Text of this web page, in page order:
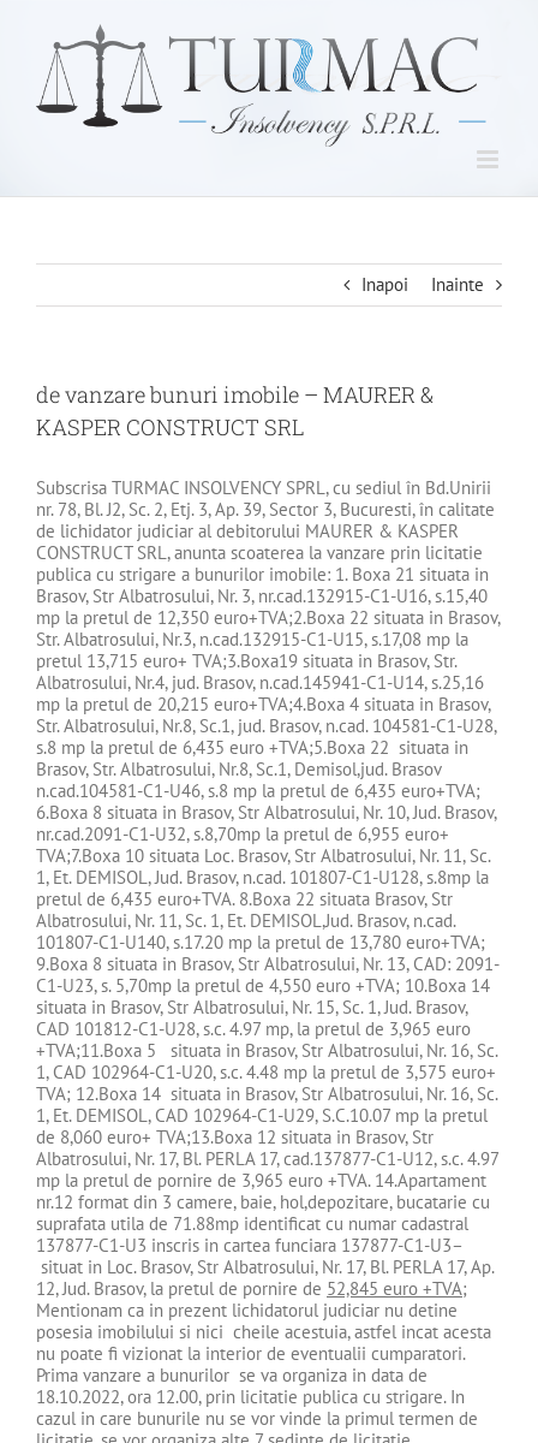
content
Inapoi Inainte
de vanzare bunuri imobile – MAURER &
KASPER CONSTRUCT SRL
Subscrisa TURMAC INSOLVENCY SPRL, cu sediul în Bd.Unirii
nr. 78, Bl. J2, Sc. 2, Etj. 3, Ap. 39, Sector 3, Bucuresti, în calitate
de lichidator judiciar al debitorului MAURER & KASPER
CONSTRUCT SRL, anunta scoaterea la vanzare prin licitatie
publica cu strigare a bunurilor imobile: 1. Boxa 21 situata in
Brasov, Str Albatrosului, Nr. 3, nr.cad.132915-C1-U16, s.15,40
mp la pretul de 12,350 euro+TVA;2.Boxa 22 situata in Brasov,
Str. Albatrosului, Nr.3, n.cad.132915-C1-U15, s.17,08 mp la
pretul 13,715 euro+ TVA;3.Boxa19 situata in Brasov, Str.
Albatrosului, Nr.4, jud. Brasov, n.cad.145941-C1-U14, s.25,16
mp la pretul de 20,215 euro+TVA;4.Boxa 4 situata in Brasov,
Str. Albatrosului, Nr.8, Sc.1, jud. Brasov, n.cad. 104581-C1-U28,
s.8 mp la pretul de 6,435 euro +TVA;5.Boxa 22 situata in
Brasov, Str. Albatrosului, Nr.8, Sc.1, Demisol,jud. Brasov
n.cad.104581-C1-U46, s.8 mp la pretul de 6,435 euro+TVA;
6.Boxa 8 situata in Brasov, Str Albatrosului, Nr. 10, Jud. Brasov,
nr.cad.2091-C1-U32, s.8,70mp la pretul de 6,955 euro+
TVA;7.Boxa 10 situata Loc. Brasov, Str Albatrosului, Nr. 11, Sc.
1, Et. DEMISOL, Jud. Brasov, n.cad. 101807-C1-U128, s.8mp la
pretul de 6,435 euro+TVA. 8.Boxa 22 situata Brasov, Str
Albatrosului, Nr. 11, Sc. 1, Et. DEMISOL,Jud. Brasov, n.cad.
101807-C1-U140, s.17.20 mp la pretul de 13,780 euro+TVA;
9.Boxa 8 situata in Brasov, Str Albatrosului, Nr. 13, CAD: 2091-
C1-U23, s. 5,70mp la pretul de 4,550 euro +TVA; 10.Boxa 14
situata in Brasov, Str Albatrosului, Nr. 15, Sc. 1, Jud. Brasov,
CAD 101812-C1-U28, s.c. 4.97 mp, la pretul de 3,965 euro
+TVA;11.Boxa 5 situata in Brasov, Str Albatrosului, Nr. 16, Sc.
1, CAD 102964-C1-U20, s.c. 4.48 mp la pretul de 3,575 euro+
TVA; 12.Boxa 14 situata in Brasov, Str Albatrosului, Nr. 16, Sc.
1, Et. DEMISOL, CAD 102964-C1-U29, S.C.10.07 mp la pretul
de 8,060 euro+ TVA;13.Boxa 12 situata in Brasov, Str
Albatrosului, Nr. 17, Bl. PERLA 17, cad.137877-C1-U12, s.c. 4.97
mp la pretul de pornire de 3,965 euro +TVA. 14.Apartament
nr.12 format din 3 camere, baie, hol,depozitare, bucatarie cu
suprafata utila de 71.88mp identificat cu numar cadastral
137877-C1-U3 inscris in cartea funciara 137877-C1-U3–
situat in Loc. Brasov, Str Albatrosului, Nr. 17, Bl. PERLA 17, Ap.
12, Jud. Brasov, la pretul de pornire de 52,845 euro +TVA;
Mentionam ca in prezent lichidatorul judiciar nu detine
posesia imobilului si nici cheile acestuia, astfel incat acesta
nu poate fi vizionat la interior de eventualii cumparatori.
Prima vanzare a bunurilor se va organiza in data de
18.10.2022, ora 12.00, prin licitatie publica cu strigare. In
cazul in care bunurile nu se vor vinde la primul termen de